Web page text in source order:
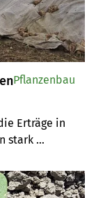
Erträge in
stark
wächst,
Pflanzenbau